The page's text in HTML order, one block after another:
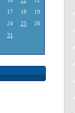
17 18
19
24 25
26
31